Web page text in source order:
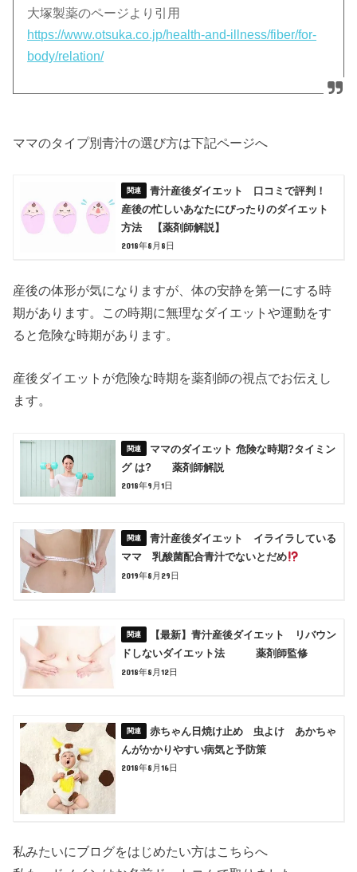
大塚製薬のページより引用
https://www.otsuka.co.jp/health-and-illness/fiber/for-
body/relation/
ママのタイプ別青汁の選び方は下記ページへ
青汁産後ダイエット 口コミで評判！
産後の忙しいあなたにぴったりのダイエット
方法 【薬剤師解説】
2018年8月8日
産後の体形が気になりますが、体の安静を第一にする時
期があります。この時期に無理なダイエットや運動をす
ると危険な時期があります。
産後ダイエットが危険な時期を薬剤師の視点でお伝えし
ます。
ママのダイエット 危険な時期?タイミン
グ は? 薬剤師解説
2018年9月1日
青汁産後ダイエット イライラしている
ママ 乳酸菌配合青汁でないとだめ
2019年8月29日
【最新】青汁産後ダイエット リバウン
ドしないダイエット法 薬剤師監修
2018年8月12日
赤ちゃん日焼け止め 虫よけ あかちゃ
んがかかりやすい病気と予防策
2018年8月16日
私みたいにブログをはじめたい方はこちらへ